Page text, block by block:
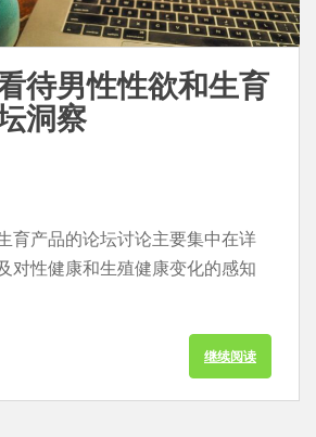
待男性性欲和生育
洞察
育产品的论坛讨论主要集中在详
对性健康和生殖健康变化的感知
继续阅读